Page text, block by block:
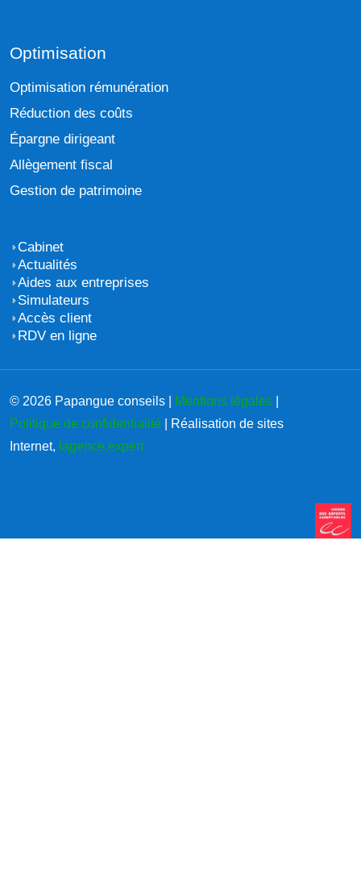
Optimisation
Optimisation rémunération
Réduction des coûts
Épargne dirigeant
Allègement fiscal
Gestion de patrimoine
Cabinet
Actualités
Aides aux entreprises
Simulateurs
Accès client
RDV en ligne
© 2026 Papangue conseils | Mentions légales
Politique de confidentialité | Réalisation de sites
Internet, lagence.expert